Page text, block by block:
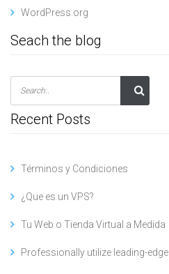
WordPress.org
Seach the blog
Recent Posts
Términos y Condiciones
¿Que es un VPS?
Tu Web o Tienda Virtual a Medida
Professionally utilize leading-edge